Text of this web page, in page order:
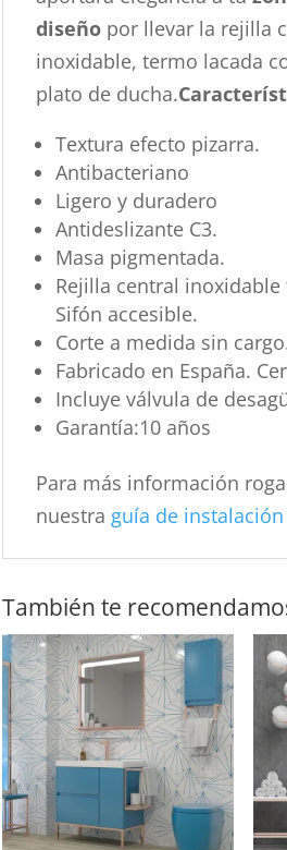
diseño por llevar la rejilla
inoxidable, termo lacada
plato de ducha.
Textura efecto pizarra.
Antibacteriano
Ligero y duradero
Antideslizante C3.
Masa pigmentada.
Rejilla central
Sifón accesible.
Corte a medida sin
Fabricado en España.
Incluye válvula de
Garantía:10 años
Para más información
nuestra guía de instalación
También te